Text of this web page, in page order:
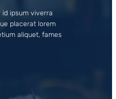
id ipsum viverra
placerat lorem
aliquet, fames